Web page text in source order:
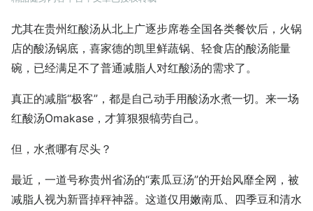
尤其在贵州红酸汤从北上广逐步席卷全国各类餐饮后，火锅
店的酸汤锅底，喜家德的凯里鲜蔬锅、轻食店的酸汤能量
碗，已经满足不了普通减脂人对红酸汤的需求了。
真正的减脂“极客”，都是自己动手用酸汤水煮一切。来一场
红酸汤Omakase，才算狠狠犒劳自己。
但，水煮哪有尽头？
最近，一道号称贵州省汤的“素瓜豆汤”的开始风靡全网，被
减脂人视为新晋掉秤神器。这道仅用嫩南瓜、四季豆和清水